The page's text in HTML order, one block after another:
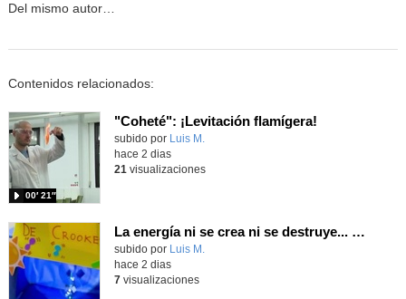
Del mismo autor…
Contenidos relacionados:
"Coheté": ¡Levitación flamígera!
Contenido educativo.
subido por Luis M.
00′ 21″
hace 2 dias
21 visualizaciones
La energía ni se crea ni se destruye... ¡se experimenta! El Tierno en la Feria Madrid es Ciencia 2026
Contenido educativo.
subido por Luis M.
hace 2 dias
7visualizaciones